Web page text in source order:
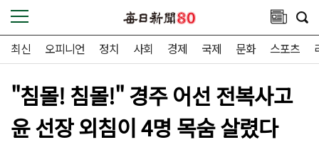
최신 오피니언 정치 사회 경제 국제 문화 스포츠
"침몰! 침몰!" 경주 어선 전복사고
윤 선장 외침이 4명 목숨 살렸다